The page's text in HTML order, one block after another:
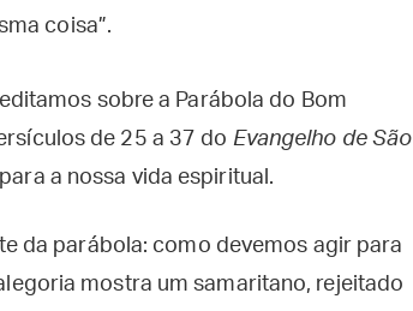
coisa”.
sobre a Parábola do Bom
de 25 a 37 do Evangelho de São
a nossa vida espiritual.
da parábola: como devemos agir para
mostra um samaritano, rejeitado